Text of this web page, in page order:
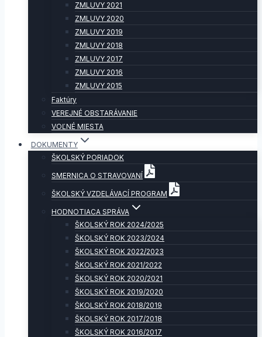
ZMLUVY 2021
ZMLUVY 2020
ZMLUVY 2019
ZMLUVY 2018
ZMLUVY 2017
ZMLUVY 2016
ZMLUVY 2015
Faktúry
VEREJNÉ OBSTARÁVANIE
VOĽNÉ MIESTA
DOKUMENTY
ŠKOLSKÝ PORIADOK
SMERNICA O STRAVOVANÍ
ŠKOLSKÝ VZDELÁVACÍ PROGRAM
HODNOTIACA SPRÁVA
ŠKOLSKÝ ROK 2024/2025
ŠKOLSKÝ ROK 2023/2024
ŠKOLSKÝ ROK 2022/2023
ŠKOLSKÝ ROK 2021/2022
ŠKOLSKÝ ROK 2020/2021
ŠKOLSKÝ ROK 2019/2020
ŠKOLSKÝ ROK 2018/2019
ŠKOLSKÝ ROK 2017/2018
ŠKOLSKÝ ROK 2016/2017